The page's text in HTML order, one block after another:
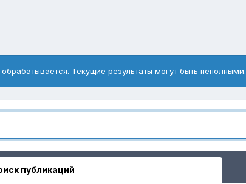
Текущие результаты могут быть неполными.
публикаций